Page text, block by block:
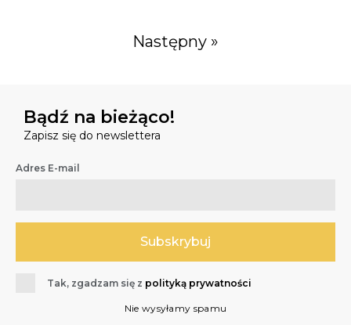
Następny »
Bądź na bieżąco!
Zapisz się do newslettera
Adres E-mail
Tak, zgadzam się z polityką prywatności
Nie wysyłamy spamu